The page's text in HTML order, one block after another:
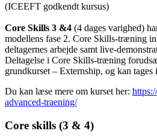
(ICEEFT godkendt kursus)
Core Skills 3 &4 (4 dages varighed)
modellens fase 2. Core Skills-træning
deltagernes arbejde samt live-
Deltagelse i Core Skills-træning
grundkurset – Externship, og kan
Du kan læse mere om kurset her:
advanced-traening/
Core skills (3 & 4)